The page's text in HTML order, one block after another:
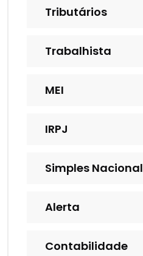
Tributários
Trabalhista
MEI
IRPJ
Simples Nacional
Alerta
Contabilidade